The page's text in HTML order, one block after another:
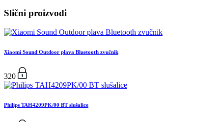
Slični proizvodi
Xiaomi Sound Outdoor plava Bluetooth zvučnik
320
Philips TAH4209PK/00 BT slušalice